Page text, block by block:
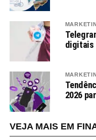
digitais
2026
VEJA MAIS EM